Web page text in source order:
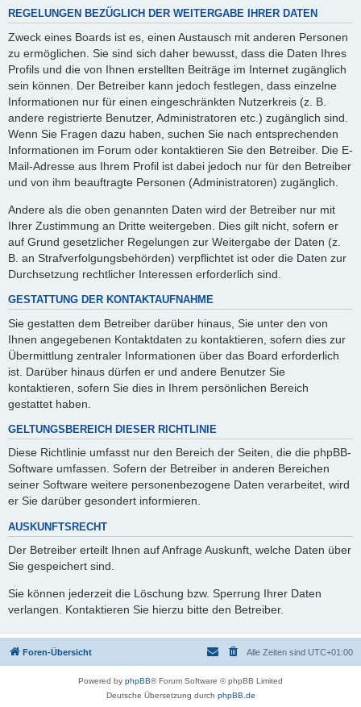
REGELUNGEN BEZÜGLICH DER WEITERGABE IHRER DATEN
Zweck eines Boards ist es, einen Austausch mit anderen Personen
zu ermöglichen. Sie sind sich daher bewusst, dass die Daten Ihres
Profils und die von Ihnen erstellten Beiträge im Internet zugänglich
sein können. Der Betreiber kann jedoch festlegen, dass einzelne
Informationen nur für einen eingeschränkten Nutzerkreis (z. B.
andere registrierte Benutzer, Administratoren etc.) zugänglich sind.
Wenn Sie Fragen dazu haben, suchen Sie nach entsprechenden
Informationen im Forum oder kontaktieren Sie den Betreiber. Die E-
Mail-Adresse aus Ihrem Profil ist dabei jedoch nur für den Betreiber
und von ihm beauftragte Personen (Administratoren) zugänglich.
Andere als die oben genannten Daten wird der Betreiber nur mit
Ihrer Zustimmung an Dritte weitergeben. Dies gilt nicht, sofern er
auf Grund gesetzlicher Regelungen zur Weitergabe der Daten (z.
B. an Strafverfolgungsbehörden) verpflichtet ist oder die Daten zur
Durchsetzung rechtlicher Interessen erforderlich sind.
GESTATTUNG DER KONTAKTAUFNAHME
Sie gestatten dem Betreiber darüber hinaus, Sie unter den von
Ihnen angegebenen Kontaktdaten zu kontaktieren, sofern dies zur
Übermittlung zentraler Informationen über das Board erforderlich
ist. Darüber hinaus dürfen er und andere Benutzer Sie
kontaktieren, sofern Sie dies in Ihrem persönlichen Bereich
gestattet haben.
GELTUNGSBEREICH DIESER RICHTLINIE
Diese Richtlinie umfasst nur den Bereich der Seiten, die die phpBB-
Software umfassen. Sofern der Betreiber in anderen Bereichen
seiner Software weitere personenbezogene Daten verarbeitet, wird
er Sie darüber gesondert informieren.
AUSKUNFTSRECHT
Der Betreiber erteilt Ihnen auf Anfrage Auskunft, welche Daten über
Sie gespeichert sind.
Sie können jederzeit die Löschung bzw. Sperrung Ihrer Daten
verlangen. Kontaktieren Sie hierzu bitte den Betreiber.
Foren-Übersicht Alle Zeiten sind UTC+01:00
Powered by phpBB® Forum Software © phpBB Limited
Deutsche Übersetzung durch phpBB.de